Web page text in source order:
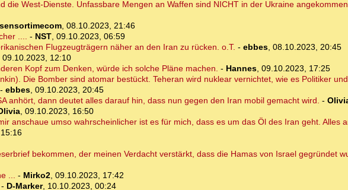
die West-Dienste. Unfassbare Mengen an Waffen sind NICHT in der Ukraine angekommen
sensortimecom, 08.10.2023, 21:46
.... - NST, 09.10.2023, 06:59
Flugzeugträgern näher an den Iran zu rücken. o.T. - ebbes, 08.10.2023, 20:45
09.10.2023, 12:10
Kopf zum Denken, würde ich solche Pläne machen. - Hannes, 09.10.2023, 17:25
Die Bomber sind atomar bestückt. Teheran wird nuklear vernichtet, wie es Politiker
- ebbes, 09.10.2023, 20:45
anhört, dann deutet alles darauf hin, dass nun gegen den Iran mobil gemacht wird. -
, 09.10.2023, 16:50
anschaue umso wahrscheinlicher ist es für mich, dass es um das Öl des Iran geht. Alles
bekommen, der meinen Verdacht verstärkt, dass die Hamas von Israel gegründet
... - Mirko2, 09.10.2023, 17:42
D-Marker, 10.10.2023, 00:24